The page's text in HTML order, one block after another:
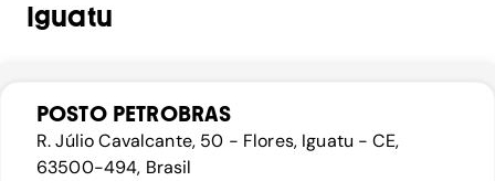
Iguatu
POSTO PETROBRAS
R. Júlio Cavalcante, 50 - Flores, Iguatu - CE,
63500-494, Brasil